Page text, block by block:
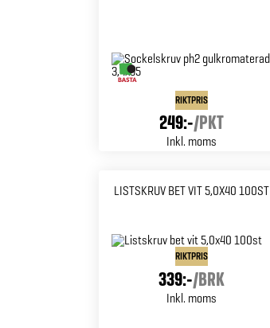
RIKTPRIS
249:-/PKT
Inkl. moms
LISTSKRUV BET VIT 5,0X40 100ST
RIKTPRIS
339:-/BRK
Inkl. moms